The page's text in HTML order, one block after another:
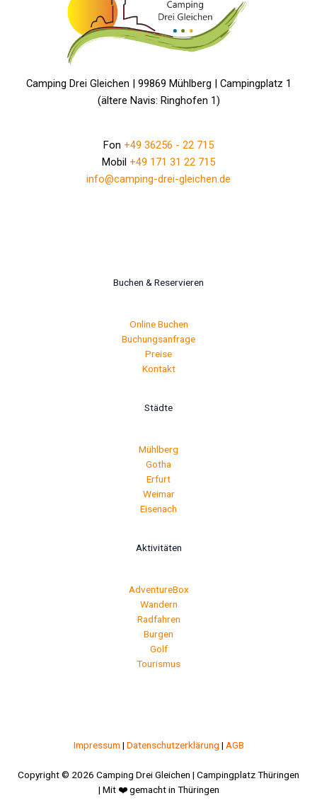
Camping Drei Gleichen | 99869 Mühlberg | Campingplatz 1
(ältere Navis: Ringhofen 1)
Fon +49 36256 - 22 715
Mobil +49 171 31 22 715
info@camping-drei-gleichen.de
Buchen & Reservieren
Online Buchen
Buchungsanfrage
Preise
Kontakt
Städte
Mühlberg
Gotha
Erfurt
Weimar
Eisenach
Aktivitäten
AdventureBox
Wandern
Radfahren
Burgen
Golf
Tourismus
Impressum | Datenschutzerklärung | AGB
Copyright © 2026 Camping Drei Gleichen | Campingplatz Thüringen
| Mit ❤️ gemacht in Thüringen